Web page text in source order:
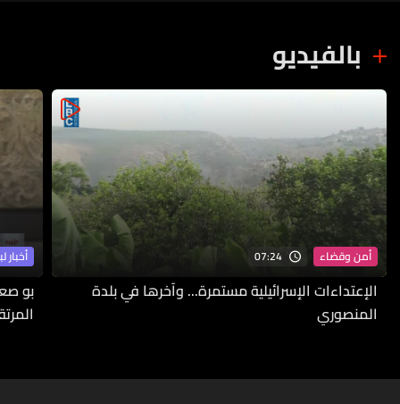
بالفيديو
أمن وقضاء 07:24
الإعتداءات الإسرائيلية مستمرة... وآخرها في بلدة
المنصوري
أخبار
بو